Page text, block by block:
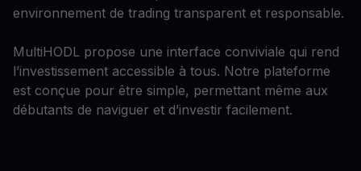
environnement de trading transparent et responsable.
MultiHODL propose une interface conviviale qui rend
l’investissement accessible à tous. Notre plateforme
est conçue pour être simple, permettant même aux
débutants de naviguer et d’investir facilement.